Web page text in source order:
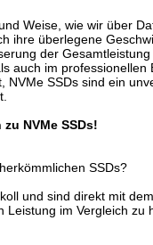
Weise, wie wir über
ihre überlegene
der Gesamtleistung
auch im professionellen
NVMe SSDs sind ein
NVMe SSDs!
SSDs?
und sind direkt mit
im Vergleich zu